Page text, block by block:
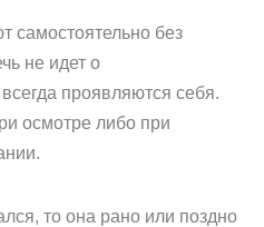
самостоятельно без
не идет о
проявляются себя.
осмотре либо при
то она рано или поздно